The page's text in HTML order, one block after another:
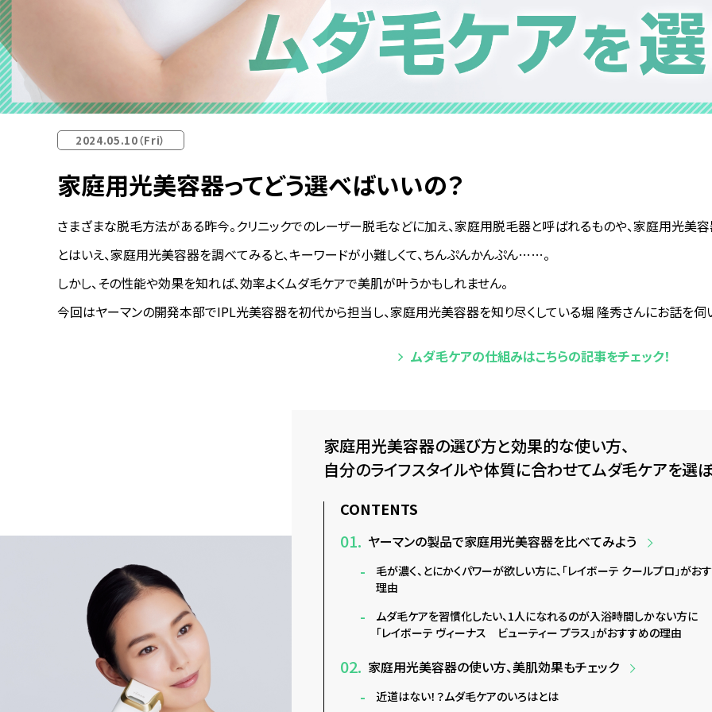
2024.05.10（Fri）
家庭用光美容器ってどう選べばいいの？
さまざまな脱毛方法がある昨今。クリニックでのレーザー脱毛などに加え、家庭用脱毛器と呼ばれるものや、家庭用光美
とはいえ、家庭用光美容器を調べてみると、キーワードが小難しくて、ちんぷんかんぷん……。
しかし、その性能や効果を知れば、効率よくムダ毛ケアで美肌が叶うかもしれません。
今回はヤーマンの開発本部でIPL光美容器を初代から担当し、家庭用光美容器を知り尽くしている堀 隆秀さんにお話を伺
ムダ毛ケアの仕組みはこちらの記事をチェック！
家庭用光美容器の選び方と効果的な使い方、
自分のライフスタイルや体質に合わせてムダ毛ケアを選
CONTENTS
ヤーマンの製品で家庭用光美容器を比べてみよう
毛が濃く、とにかくパワーが欲しい方に、「レイボーテ クールプロ」がお
理由
ムダ毛ケアを習慣化したい、1人になれるのが入浴時間しかない方に
「レイボーテ ヴィーナス ビューティー プラス」がおすすめの理由
家庭用光美容器の使い方、美肌効果もチェック
近道はない！？ムダ毛ケアのいろはとは